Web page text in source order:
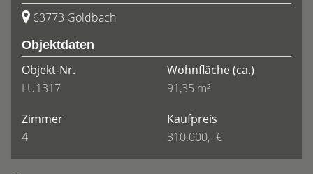
63773 Goldbach
Objektdaten
Objekt-Nr.
LU1317
Wohnfläche(ca.)
91,35 m²
Zimmer
4
Kaufpreis
310.000,- €